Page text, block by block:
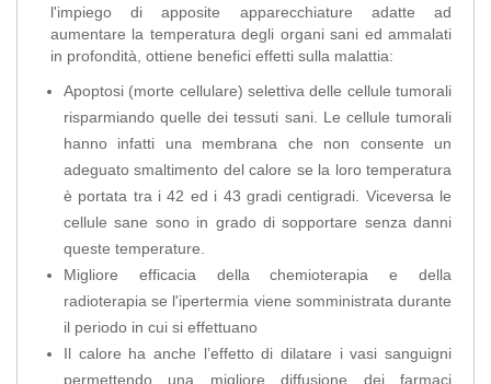
l'impiego di apposite apparecchiature adatte ad
aumentare la temperatura degli organi sani ed ammalati
in profondità, ottiene benefici effetti sulla malattia:
Apoptosi (morte cellulare) selettiva delle cellule tumorali
risparmiando quelle dei tessuti sani. Le cellule tumorali
hanno infatti una membrana che non consente un
adeguato smaltimento del calore se la loro temperatura
è portata tra i 42 ed i 43 gradi centigradi. Viceversa le
cellule sane sono in grado di sopportare senza danni
queste temperature.
Migliore efficacia della chemioterapia e della
radioterapia se l'ipertermia viene somministrata durante
il periodo in cui si effettuano
Il calore ha anche l’effetto di dilatare i vasi sanguigni
permettendo una migliore diffusione dei farmaci